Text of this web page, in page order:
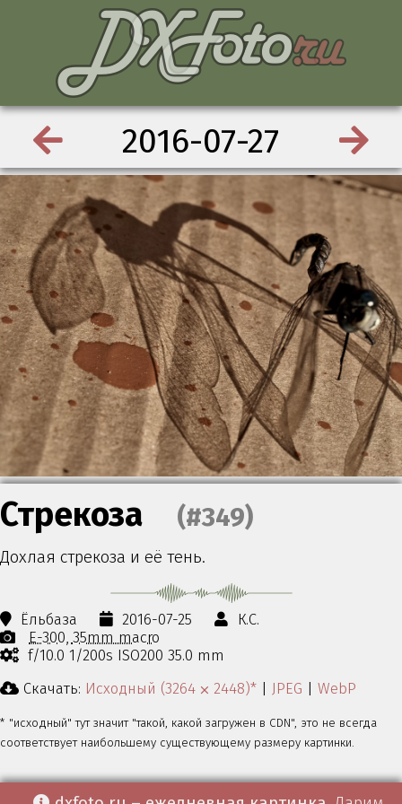
2016-07-27
Стрекоза (#349)
Дохлая стрекоза и её тень.
Ёльбаза 2016-07-25
К.С.
E-300 35mm macro
f/10.0 1/200s ISO200 35.0 mm
Скачать: Исходный (3264 ⨉ 2448)* | JPEG | WebP
* "исходный" тут значит "такой, какой загружен в CDN", это не всегда
соответствует наибольшему существующему размеру картинки.